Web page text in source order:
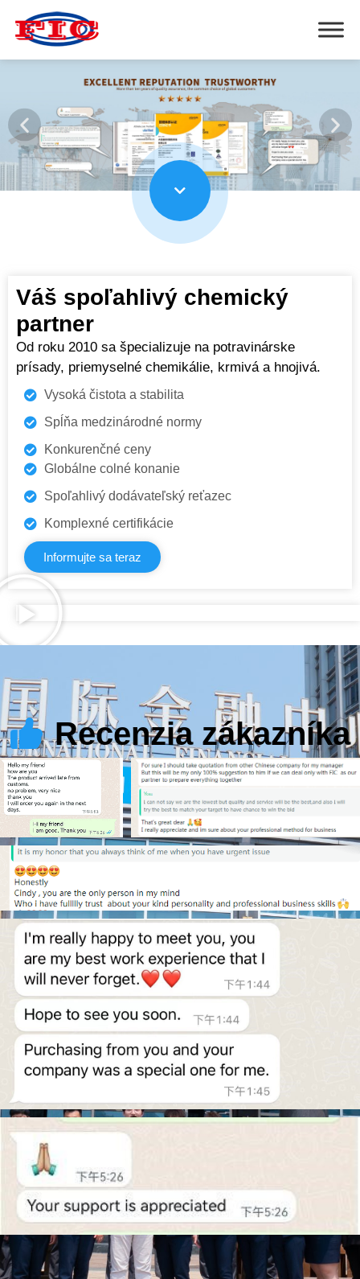
Váš spoľahlivý chemický
partner
Od roku 2010 sa špecializuje na potravinárske
prísady, priemyselné chemikálie, krmivá a hnojivá.
Vysoká čistota a stabilita
Spĺňa medzinárodné normy
Konkurenčné ceny
Globálne colné konanie
Spoľahlivý dodávateľský reťazec
Komplexné certifikácie
Informujte sa teraz
Recenzia zákazníka